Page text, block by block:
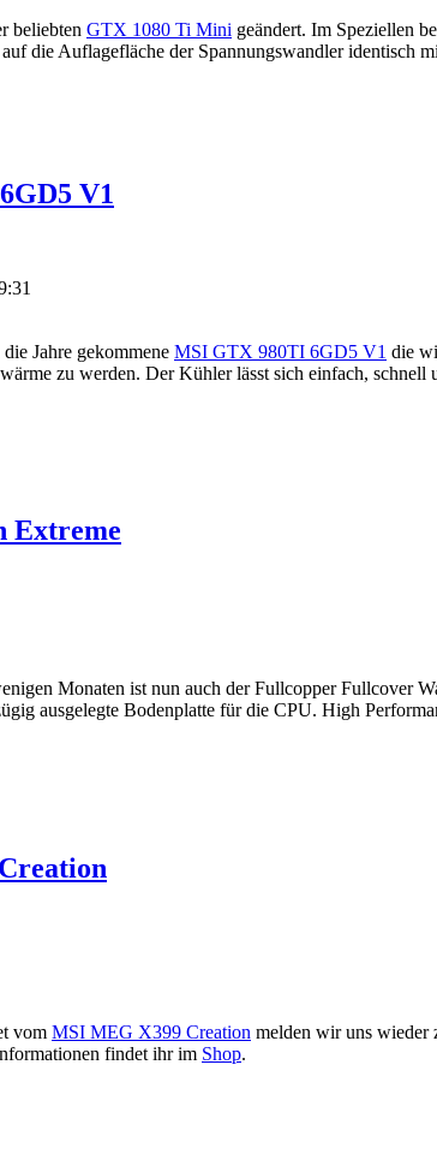
beliebten GTX 1080 Ti Mini geändert. Im Speziellen
die Auflagefläche der Spannungswandler identisch
V1
Jahre gekommene MSI GTX 980TI 6GD5 V1 die
zu werden. Der Kühler lässt sich einfach,
Extreme
Monaten ist nun auch der Fullcopper Fullcover
ausgelegte Bodenplatte für die CPU. High
vom MSI MEG X399 Creation melden wir uns wieder
findet ihr im Shop.